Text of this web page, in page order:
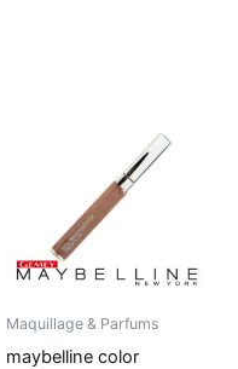
Maquillage & Parfums
maybelline color